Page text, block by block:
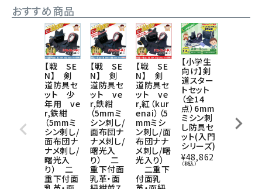
おすすめ商品
【戦 SE
N】 剣
道防具セ
ット 少
年用 ve
r,鉄紺
（5mmミ
シン刺し/
面布団ナ
ナメ刺し/
曙光入
り） 二
重下付面
【戦 SE
N】 剣
道防具セ
ット ve
r,鉄紺
（5mmミ
シン刺し/
面布団ナ
ナメ刺し/
曙光入
り） 二
重下付面
乳革・面
【戦 SE
N】 剣
道防具セ
ット ve
r,紅（kur
enai）（5
mmミシ
ン刺し/面
布団ナナ
メ刺し/曙
光入り）
二重下
付面乳
【小学生
向け】剣
道スター
トセット
（全14
点）6mm
ミシン刺
し防具セ
ット(入門
シリーズ)
¥48,862
（税込）
団ナナメ
刺し）